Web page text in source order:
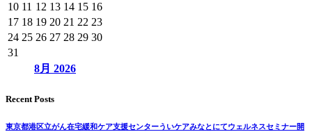
10 11 12 13 14 15 16
17 18 19 20 21 22 23
24 25 26 27 28 29 30
31
8月 2026
Recent Posts
東京都港区立がん在宅緩和ケア支援センターういケアみなとにてウェルネスセミナー開